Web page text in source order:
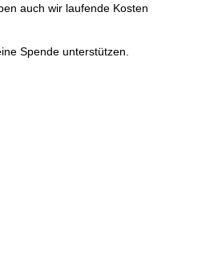
auch wir laufende Kosten
Spende unterstützen.